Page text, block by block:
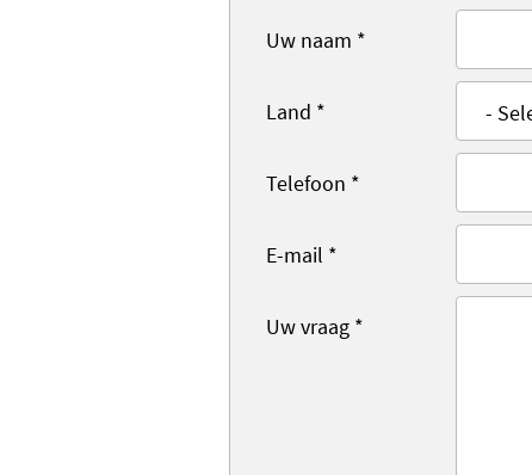
Uw naam *
Land *
Telefoon *
E-mail *
Uw vraag *